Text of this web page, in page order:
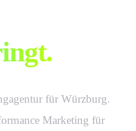
für Würzburg.
Marketing für